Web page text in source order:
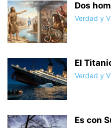
Dos
Verdad y
El
Verdad y
Es con